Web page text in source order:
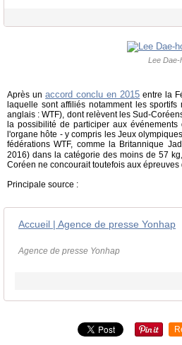
Lee Dae-
Après unaccord conclu en 2015 entre la
laquelle sont affiliés notamment les
anglais : WTF), dont relèvent les Sud-
la possibilité de participer aux
l'organe hôte - y compris les Jeux
fédérations WTF, comme la Britannique
2016) dans la catégorie des moins de 57
Coréen ne concourait toutefois aux
Principale source :
Accueil | Agence de presse Yonhap
Agence de presse Yonhap